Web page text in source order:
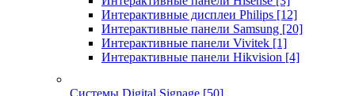
Интерактивные дисплеи Philips [12]
Интерактивные панели Samsung [20]
Интерактивные панели Vivitek [1]
Интерактивные панели Hikvision [4]
Системы Digital Signage [50]